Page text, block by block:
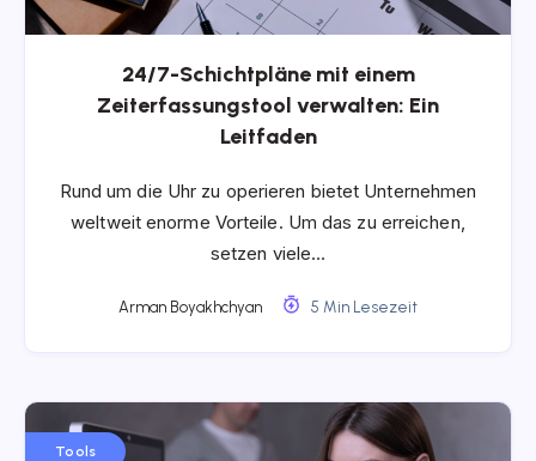
24/7-Schichtpläne mit einem
Zeiterfassungstool verwalten: Ein
Leitfaden
Rund um die Uhr zu operieren bietet Unternehmen
weltweit enorme Vorteile. Um das zu erreichen,
setzen viele…
Arman Boyakhchyan 5 Min Lesezeit
Tools